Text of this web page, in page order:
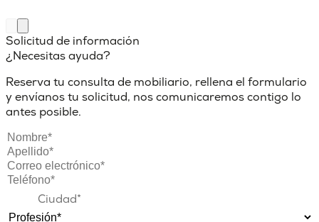
Solicitud de información
¿Necesitas ayuda?
Reserva tu consulta de mobiliario, rellena el formulario
y envíanos tu solicitud, nos comunicaremos contigo lo
antes posible.